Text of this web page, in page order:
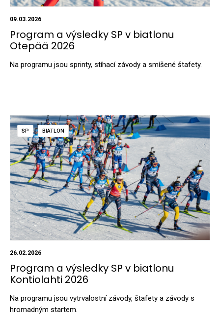
09.03.2026
Program a výsledky SP v biatlonu
Otepää 2026
Na programu jsou sprinty, stíhací závody a smíšené štafety.
SP BIATLON
26.02.2026
Program a výsledky SP v biatlonu
Kontiolahti 2026
Na programu jsou vytrvalostní závody, štafety a závody s
hromadným startem.